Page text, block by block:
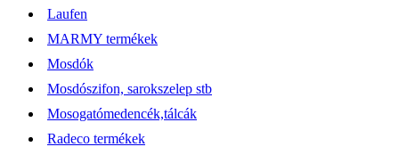
Laufen
MARMY termékek
Mosdók
Mosdószifon, sarokszelep stb
Mosogatómedencék,tálcák
Radeco termékek